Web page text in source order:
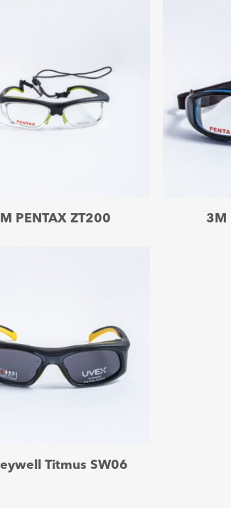
Leer más
PENTAX ZT200 3M
Leer más
Titmus SW06